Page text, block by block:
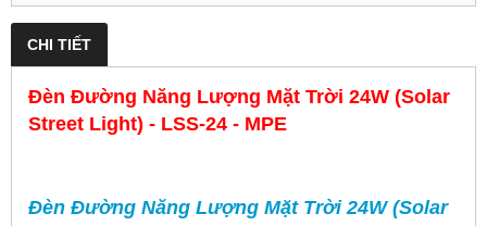
CHI TIẾT
Đèn Đường Năng Lượng Mặt Trời 24W (Solar
Street Light) - LSS-24 - MPE
Đèn Đường Năng Lượng Mặt Trời 24W (Solar